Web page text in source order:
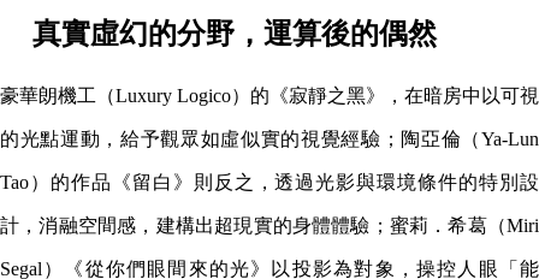
真實虛幻的分野， 運算後的偶然
豪華朗機工（Luxury Logico）的《寂靜之黑》，在暗房中以可視
的光點運動，給予觀眾如虛似實的視覺經驗；陶亞倫（Ya-Lun
Tao）的作品《留白》則反之，透過光影與環境條件的特別設
計，消融空間感，建構出超現實的身體體驗；蜜莉．希葛（Miri
Segal）《從你們眼間來的光》以投影為對象，操控人眼「能